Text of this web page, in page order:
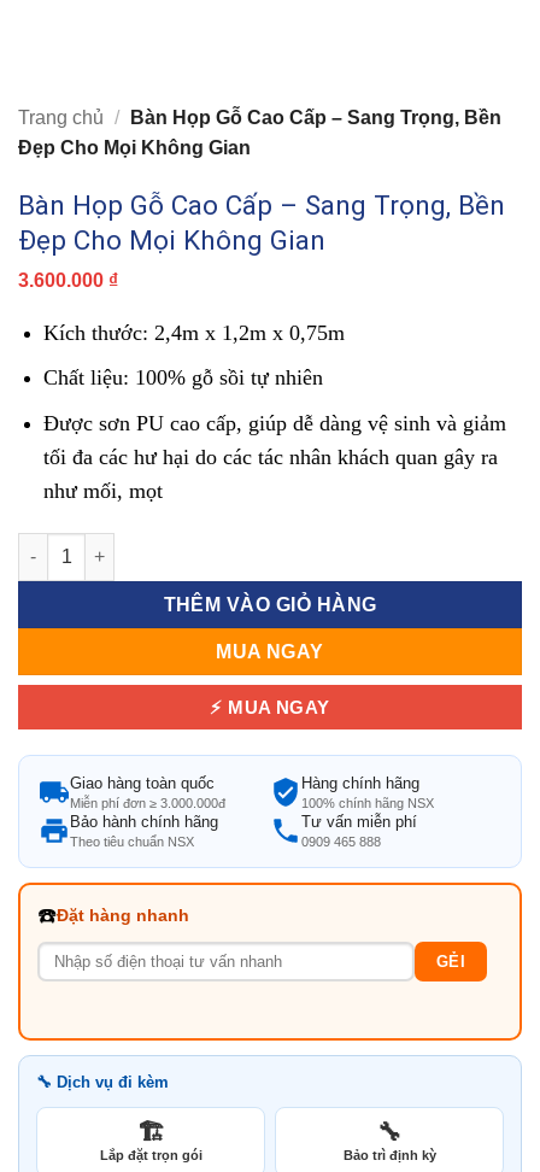
Trang chủ /
Bàn Họp Gỗ Cao Cấp – Sang Trọng, Bền
Đẹp Cho Mọi Không Gian
Bàn Họp Gỗ Cao Cấp – Sang Trọng, Bền
Đẹp Cho Mọi Không Gian
3.600.000 ₫
Kích thước: 2,4m x 1,2m x 0,75m
Chất liệu: 100% gỗ sồi tự nhiên
Được sơn PU cao cấp, giúp dễ dàng vệ sinh và giảm
tối đa các hư hại do các tác nhân khách quan gây ra
như mối, mọt
Bàn Họp Gỗ Cao Cấp – Sang Trọng, Bền Đẹp Cho Mọi Không
THÊM VÀO GIỎ HÀNG
MUA NGAY
⚡ MUA NGAY
Giao hàng toàn quốc
Miễn phí đơn ≥ 3.000.000đ
Hàng chính hãng
100% chính hãng NSX
Bảo hành chính hãng
Theo tiêu chuẩn NSX
Tư vấn miễn phí
0909 465 888
☎️Đặt hàng nhanh
GẺI
🔧 Dịch vụ đi kèm
🏗️
Lắp đặt trọn gói
🔧
Bảo trì định kỳ